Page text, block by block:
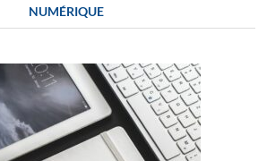
NUMÉRIQUE